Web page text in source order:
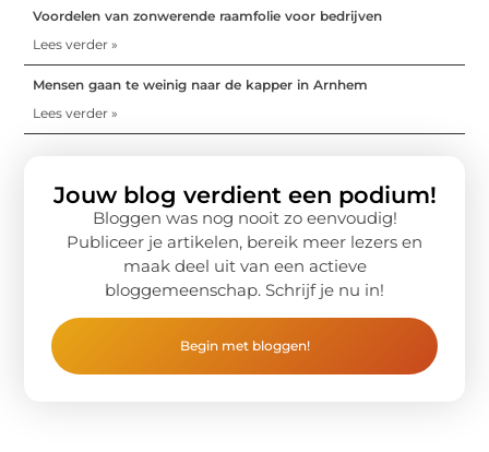
Voordelen van zonwerende raamfolie voor bedrijven
Lees verder »
Mensen gaan te weinig naar de kapper in Arnhem
Lees verder »
Jouw blog verdient een podium!
Bloggen was nog nooit zo eenvoudig!
Publiceer je artikelen, bereik meer lezers en
maak deel uit van een actieve
bloggemeenschap. Schrijf je nu in!
Begin met bloggen!